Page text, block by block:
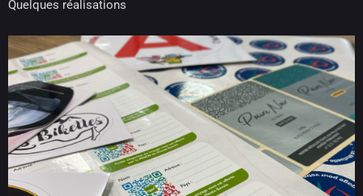
Quelques réalisations